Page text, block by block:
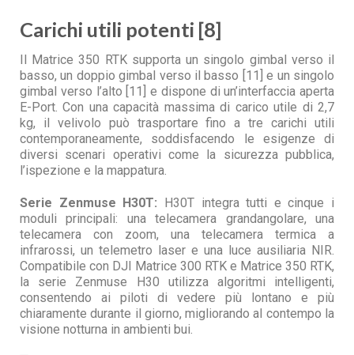
Carichi utili potenti [8]
Il Matrice 350 RTK supporta un singolo gimbal verso il
basso, un doppio gimbal verso il basso [11] e un singolo
gimbal verso l’alto [11] e dispone di un’interfaccia aperta
E-Port. Con una capacità massima di carico utile di 2,7
kg, il velivolo può trasportare fino a tre carichi utili
contemporaneamente, soddisfacendo le esigenze di
diversi scenari operativi come la sicurezza pubblica,
l’ispezione e la mappatura.
Serie Zenmuse H30T: H30T integra tutti e cinque i
moduli principali: una telecamera grandangolare, una
telecamera con zoom, una telecamera termica a
infrarossi, un telemetro laser e una luce ausiliaria NIR.
Compatibile con DJI Matrice 300 RTK e Matrice 350 RTK,
la serie Zenmuse H30 utilizza algoritmi intelligenti,
consentendo ai piloti di vedere più lontano e più
chiaramente durante il giorno, migliorando al contempo la
visione notturna in ambienti bui.